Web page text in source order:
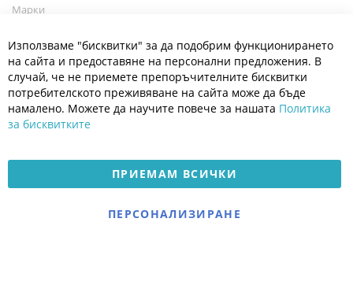
Марки
Полезно
Общи условия
Политика за поверителност
Платформа за OPC
Доставка и плащане
Електронен магазин
разработен и поддържан
Използваме "бисквитки" за да подобрим функционирането
на сайта и предоставяне на персонални предложения. В
случай, че не приемете препоръчителните бисквитки
потребителското преживяване на сайта може да бъде
намалено. Можете да научите повече за нашата Политика
за бисквитките
ПРИЕМАМ ВСИЧКИ
ПЕРСОНАЛИЗИРАНЕ